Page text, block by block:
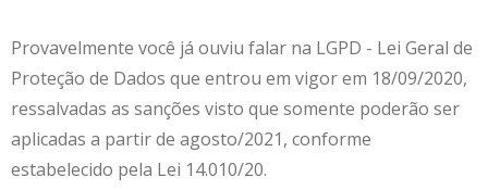
Provavelmente você já ouviu falar na LGPD - Lei Geral de
Proteção de Dados que entrou em vigor em 18/09/2020,
ressalvadas as sanções visto que somente poderão ser
aplicadas a partir de agosto/2021, conforme
estabelecido pela Lei 14.010/20.